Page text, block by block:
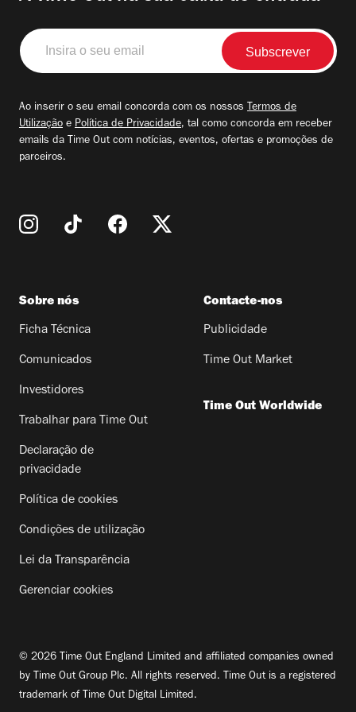
Insira
o
seu
Ao inserir o seu email concorda com os nossos Termos de
Utilização e Política de Privacidade, tal como concorda em receber
emails da Time Out com notícias, eventos, ofertas e promoções de
parceiros.
Sobre nós
Ficha Técnica
Comunicados
Investidores
Trabalhar para Time Out
Declaração de
privacidade
Política de cookies
Condições de utilização
Lei da Transparência
Gerenciar cookies
Contacte-nos
Publicidade
Time Out Market
Time Out Worldwide
© 2026 Time Out England Limited and affiliated companies owned
by Time Out Group Plc. All rights reserved. Time Out is a registered
trademark of Time Out Digital Limited.